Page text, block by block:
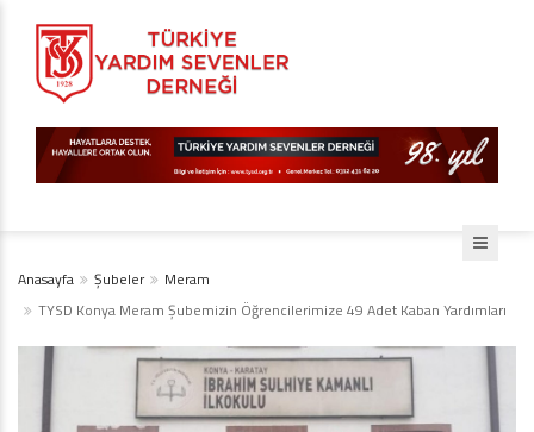
Anasayfa Şubeler
Meram
TYSD Konya Meram Şubemizin Öğrencilerimize 49 Adet Kaban Yardımları